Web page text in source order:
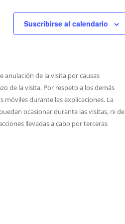
Suscribirse al calendario
anulación de la visita por causas
de la visita. Por respeto a los demás
móviles durante las explicaciones. La
ocasionar durante las visitas, ni de
llevadas a cabo por terceras